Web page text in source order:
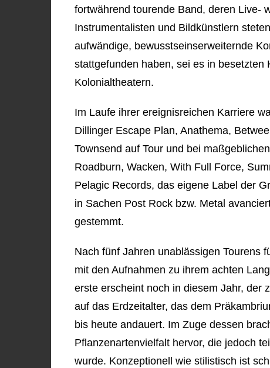
fortwährend tourende Band, deren Live-
Instrumentalisten und Bildkünstlern
aufwändige, bewusstseinserweiternde
stattgefunden haben, sei es in
Kolonialtheatern.
Im Laufe ihrer ereignisreichen Karriere
Dillinger Escape Plan, Anathema,
Townsend auf Tour und bei
Roadburn, Wacken, With Full Force,
Pelagic Records, das eigene Label der
in Sachen Post Rock bzw. Metal
gestemmt.
Nach fünf Jahren unablässigen Tourens
mit den Aufnahmen zu ihrem achten
erste erscheint noch in diesem Jahr, der
auf das Erdzeitalter, das dem
bis heute andauert. Im Zuge dessen
Pflanzenartenvielfalt hervor, die jedoch
wurde. Konzeptionell wie stilistisch ist